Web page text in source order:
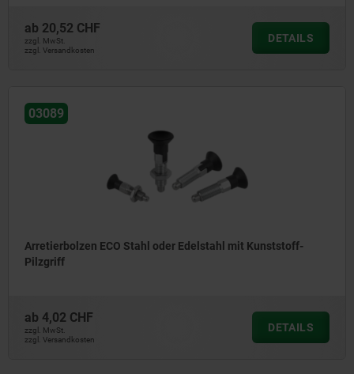
ab 20,52 CHF
zzgl. MwSt.
zzgl. Versandkosten
DETAILS
03089
Arretierbolzen ECO Stahl oder Edelstahl mit Kunststoff-
Pilzgriff
ab 4,02 CHF
zzgl. MwSt.
zzgl. Versandkosten
DETAILS